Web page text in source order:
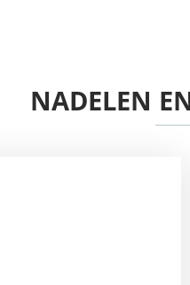
NADELEN